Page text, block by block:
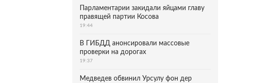
Парламентарии закидали яйцами главу
правящей партии Косова
19:44
В ГИБДД анонсировали массовые
проверки на дорогах
19:37
Медведев обвинил Урсулу фон дер